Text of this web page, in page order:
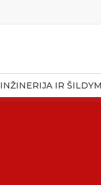
INŽINERIJA IR